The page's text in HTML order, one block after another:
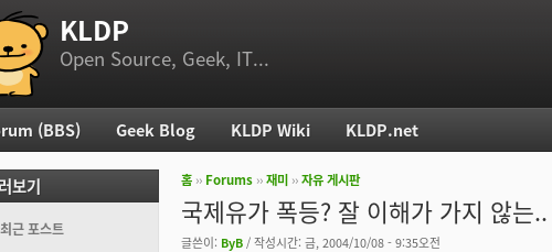
KLDP
Open Source, Geek, IT...
현재 위치
홈 ›› Forums ››재미 ››자유 게시판
국제유가 폭등? 잘 이해가 가지 않는
글쓴이: ByB / 작성시간: 금, 2004/10/08 - 9:35오전
뉴 (BBS) Geek Blog KLDP Wiki KLDP.net
보기
최근 포스트